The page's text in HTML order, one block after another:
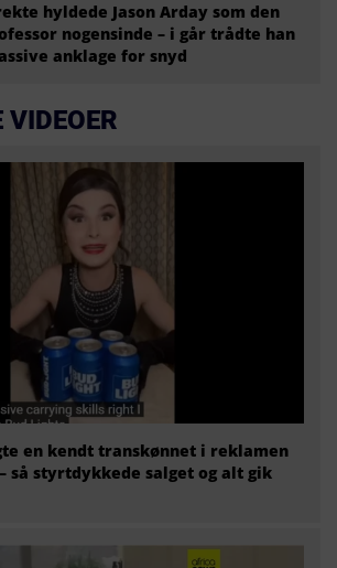
hyldede Jason Arday som den
nogensinde – i går trådte han
anklage for snyd
en kendt transkønnet i reklamen
så styrtdykkede salget og alt gik